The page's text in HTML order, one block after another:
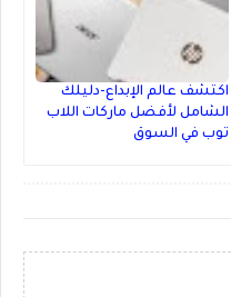
اكتشف عالم الإبداع-دليلك
الشامل لأفضل ماركات اللاب
توب في السوق